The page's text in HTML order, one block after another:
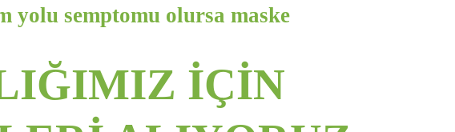
yolu semptomu olursa maske
İÇİN